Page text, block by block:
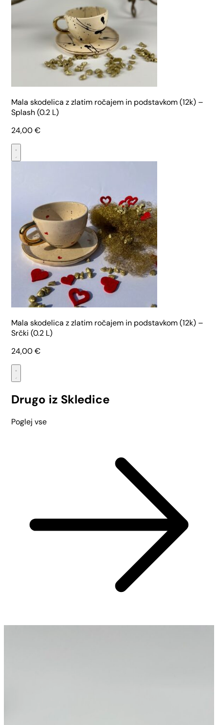
Mala skodelica z zlatim ročajem in podstavkom (12k) –
Splash (0.2 L)
24,00€
Mala skodelica z zlatim ročajem in podstavkom (12k) –
Srčki (0.2 L)
24,00€
Drugo iz Skledice
Poglej vse